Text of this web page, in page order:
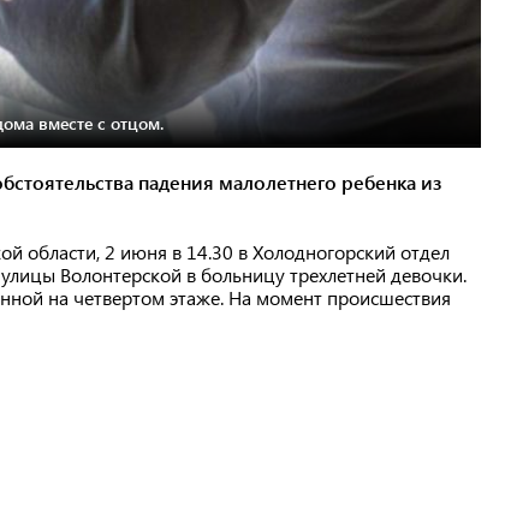
вместе с отцом.
падения малолетнего ребенка из
области, 2 июня в 14.30 в Холодногорский отдел
Волонтерской в больницу трехлетней девочки.
на четвертом этаже. На момент происшествия